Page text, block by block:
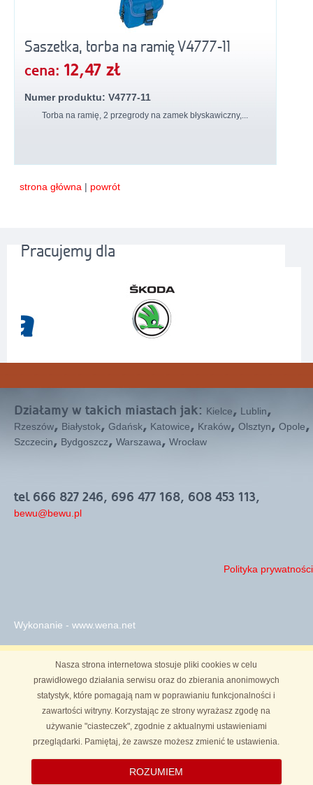
Saszetka, torba na ramię V4777-11
cena: 12,47 zł
Numer produktu: V4777-11
Torba na ramię, 2 przegrody na zamek błyskawiczny,...
strona główna | powrót
Pracujemy dla
Działamy w takich miastach jak: Kielce, Lublin,
Rzeszów, Białystok, Gdańsk, Katowice, Kraków, Olsztyn, Opole,
Szczecin, Bydgoszcz, Warszawa, Wrocław
tel 666 827 246, 696 477 168, 608 453 113,
bewu@bewu.pl
Polityka prywatności
Wykonanie - www.wena.net
Nasza strona internetowa stosuje pliki cookies w celu
prawidłowego działania serwisu oraz do zbierania anonimowych
statystyk, które pomagają nam w poprawianiu funkcjonalności i
zawartości witryny. Korzystając ze strony wyrażasz zgodę na
używanie "ciasteczek", zgodnie z aktualnymi ustawieniami
przeglądarki. Pamiętaj, że zawsze możesz zmienić te ustawienia.
ROZUMIEM